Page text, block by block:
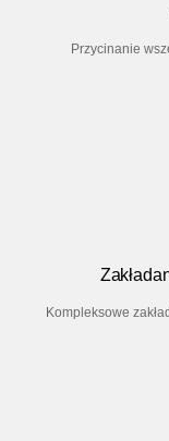
Przycinanie
Kompleksowe